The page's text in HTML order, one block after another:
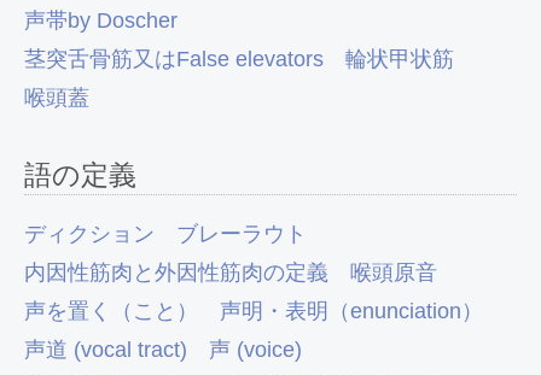
声帯by Doscher
茎突舌骨筋又はFalse elevators
輪状甲状筋
喉頭蓋
語の定義
ディクション
ブレーラウト
内因性筋肉と外因性筋肉の定義
喉頭原音
声を置く（こと）
声明・表明（enunciation）
声道 (vocal tract)
声 (voice)